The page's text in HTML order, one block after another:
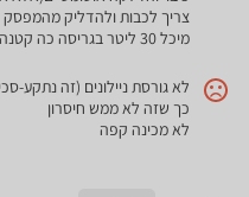
צריך לכבות ולהדליק מהמפסק
מיכל 30 ליטר בגריסה כה קטנה מכיל המון
לא גורסת ניילונים (זה נתקע-
כך שזה לא ממש חיסרון
לא מכינה קפה